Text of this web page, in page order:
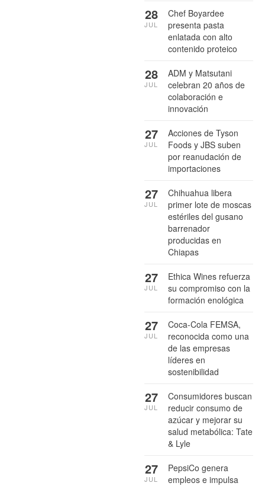
Chef Boyardee
presenta pasta
enlatada con alto
contenido proteico
28
JUL
ADM y Matsutani
celebran 20 años de
colaboración e
innovación
28
JUL
Acciones de Tyson
Foods y JBS suben
por reanudación de
importaciones
27
JUL
Chihuahua libera
primer lote de moscas
estériles del gusano
barrenador
producidas en
Chiapas
27
JUL
Ethica Wines refuerza
su compromiso con la
formación enológica
27
JUL
Coca-Cola FEMSA,
reconocida como una
de las empresas
líderes en
sostenibilidad
27
JUL
Consumidores buscan
reducir consumo de
azúcar y mejorar su
salud metabólica: Tate
& Lyle
27
JUL
PepsiCo genera
empleos e impulsa
27
JUL